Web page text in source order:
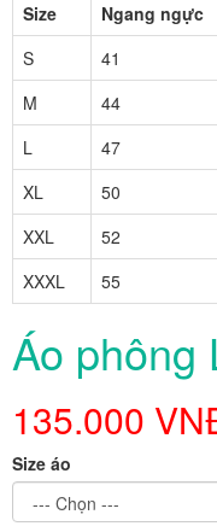
Size Ngang ngực
S
41
M
44
L
47
XL
50
XXL
52
XXXL
55
Áo phông
135.000
Size áo